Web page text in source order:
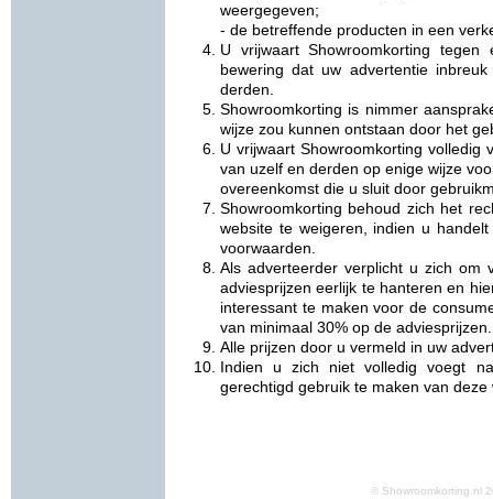
weergegeven;
- de betreffende producten in een
U vrijwaart Showroomkorting
bewering dat uw advertentie
derden.
Showroomkorting is nimmer
wijze zou kunnen ontstaan door het
U vrijwaart Showroomkorting volledig
van uzelf en derden op enige wijze
overeenkomst die u sluit door
Showroomkorting behoud zich het
website te weigeren, indien u
voorwaarden.
Als adverteerder verplicht u zich om
adviesprijzen eerlijk te hanteren en
interessant te maken voor de
van minimaal 30% op de adviesprijzen.
Alle prijzen door u vermeld in uw
Indien u zich niet volledig voegt
gerechtigd gebruik te maken van deze
©